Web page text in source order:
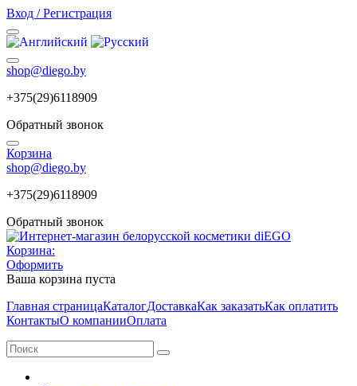
Вход / Регистрация
shop@diego.by
+375(29)6118909
Обратный звонок
Корзина
shop@diego.by
+375(29)6118909
Обратный звонок
Корзина:
Оформить
Ваша корзина пуста
Главная страницаКаталогДоставкаКак заказатьКак оплатить
КонтактыО компанииОплата